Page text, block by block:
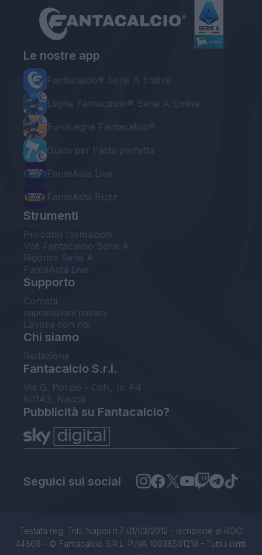
Le nostre app
Fantacalcio® Serie A Enilive
Leghe Fantacalcio® Serie A Enilive
EuroLeghe Fantacalcio®
Guida per l'asta perfetta
FantaAsta Live
FantaAsta Buzz
Strumenti
Probabili formazioni
Voti Fantacalcio Serie A
Rigoristi Serie A
FantaAsta Live
Supporto
Contatti
Impostazioni privacy
Lavora con noi
Chi siamo
Redazione
Fantacalcio S.r.l.
Via G. Porzio - CdN, Is. F4
80143, Napoli
Pubblicità su Fantacalcio?
Seguici sui social
Testata reg. Trib. Napoli n.7 01/03/2012 - Iscrizione al ROC:
44869 - © Fantacalcio S.R.L. P.IVA 10938501219 - Tutti i diritti